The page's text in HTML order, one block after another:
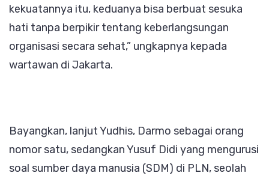
kekuatannya itu, keduanya bisa berbuat sesuka
hati tanpa berpikir tentang keberlangsungan
organisasi secara sehat,” ungkapnya kepada
wartawan di Jakarta.
Bayangkan, lanjut Yudhis, Darmo sebagai orang
nomor satu, sedangkan Yusuf Didi yang mengurusi
soal sumber daya manusia (SDM) di PLN, seolah